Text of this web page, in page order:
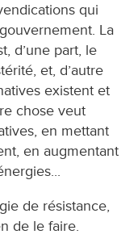
qui
La
d’une part, le
et, d’autre
existent et
chose veut
en mettant
en augmentant
de résistance,
de le faire.